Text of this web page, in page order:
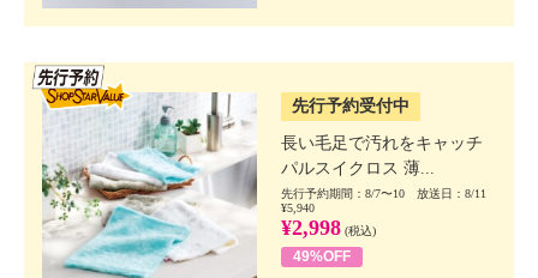
先行予約受付中
長い毛足で汚れをキャッチ
パルスイクロス 薄...
先行予約期間：8/7〜10 放送日：8/11
¥5,940
¥2,998 (税込)
49%OFF